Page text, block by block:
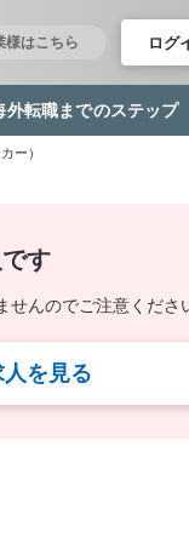
様はこちら ログ
外転職までのステップ
ー）
す
せんのでご注意くださ
を見る